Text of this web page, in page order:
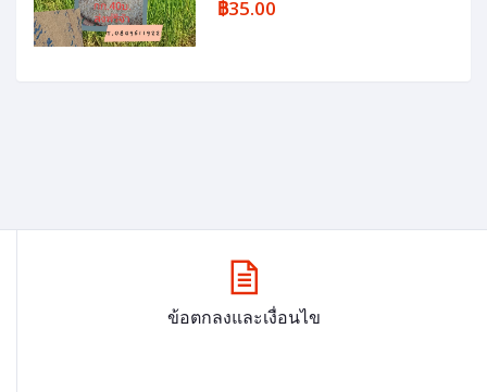
฿35.00
ข้อตกลงและเงื่อนไข